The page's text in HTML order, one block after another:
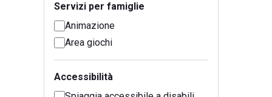
Servizi per famiglie
Animazione
Area giochi
Accessibilità